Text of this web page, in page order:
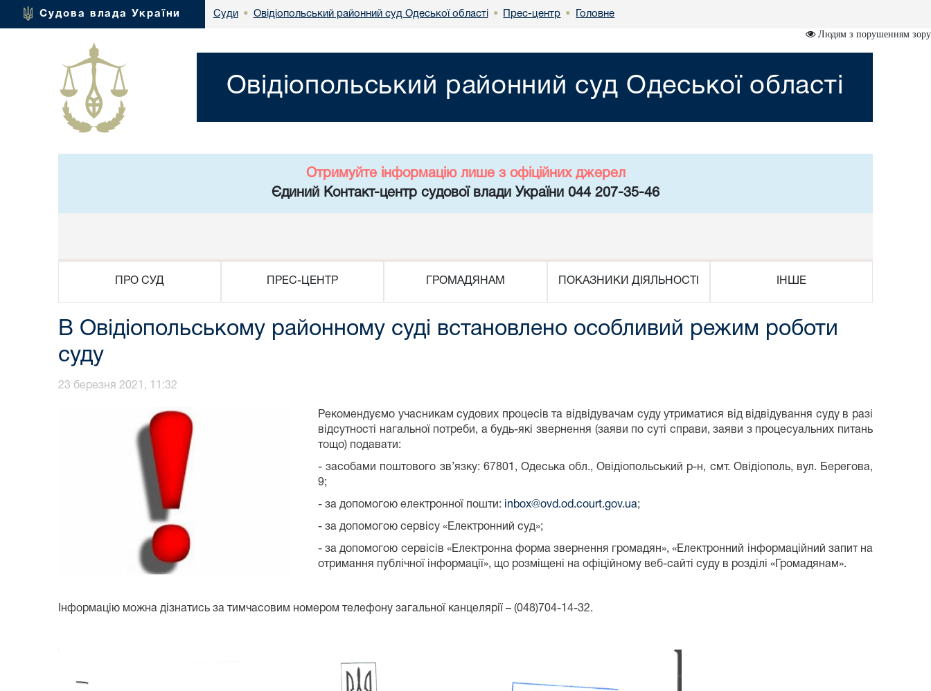
Судова влада України Суди • Овідіопольський районний суд Одеської області • Прес-центр • Головне
Людям з порушенням зору
Овідіопольський районний суд Одеської області
Отримуйте інформацію лише з офіційних джерел
Єдиний Контакт-центр судової влади України 044 207-35-46
ПРО СУД ПРЕС-ЦЕНТР ГРОМАДЯНАМ ПОКАЗНИКИ ДІЯЛЬНОСТІ ІНШЕ
В Овідіопольському районному суді встановлено особливий режим роботи
суду
23 березня 2021, 11:32
Рекомендуємо учасникам судових процесів та відвідувачам суду утриматися від відвідування суду в разі
відсутності нагальної потреби, а будь-які звернення (заяви по суті справи, заяви з процесуальних питань
тощо) подавати:
- засобами поштового зв’язку: 67801, Одеська обл., Овідіопольський р-н, смт. Овідіополь, вул. Берегова,
9;
- за допомогою електронної пошти: inbox@ovd.od.court.gov.ua;
- за допомогою сервісу «Електронний суд»;
- за допомогою сервісів «Електронна форма звернення громадян», «Електронний інформаційний запит на
отримання публічної інформації», що розміщені на офіційному веб-сайті суду в розділі «Громадянам».
Інформацію можна дізнатись за тимчасовим номером телефону загальної канцелярії – (048)704-14-32.